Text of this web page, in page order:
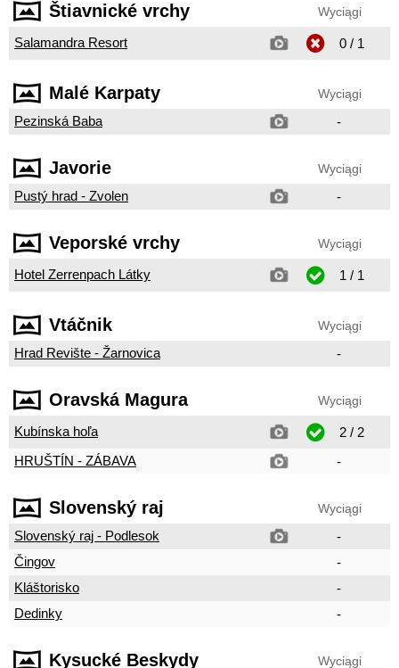
Štiavnické vrchy Wyciągi
Salamandra Resort 0 / 1
Malé Karpaty Wyciągi
Pezinská Baba -
Javorie Wyciągi
Pustý hrad - Zvolen -
Veporské vrchy Wyciągi
Hotel Zerrenpach Látky 1 / 1
Vtáčnik Wyciągi
Hrad Revište - Žarnovica -
Oravská Magura Wyciągi
Kubínska hoľa
2 / 2
HRUŠTÍN - ZÁBAVA
-
Slovenský raj Wyciągi
Slovenský raj - Podlesok
-
Čingov
-
Kláštorisko
-
Dedinky
-
Kysucké Beskydy Wyciągi